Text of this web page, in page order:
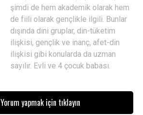
şimdi de hem akademik olarak hem
de fiili olarak gençlikle ilgili. Bunlar
dışında dini gruplar, din-tüketim
ilişkisi, gençlik ve inanç, afet-din
ilişkisi gibi konularda da uzman
sayılır. Evli ve 4 çocuk babası.
Yorum yapmak için tıklayın